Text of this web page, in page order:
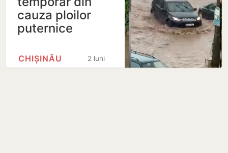
cauza ploilor
puternice
2 luni
CHIȘINĂU